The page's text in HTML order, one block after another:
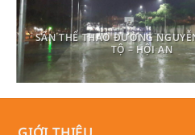
SÂN THỂ THAO ĐƯỜNG
TỘ – HỘI AN